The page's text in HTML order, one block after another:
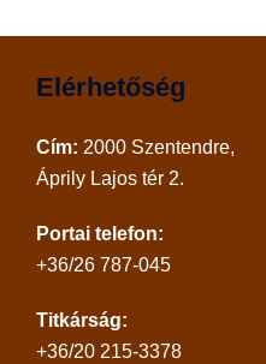
Elérhetőség
Cím: 2000 Szentendre,
Áprily Lajos tér 2.
Portai telefon:
+36/26 787-045
Titkárság:
+36/20 215-3378